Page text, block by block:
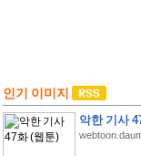
인기 이미지
악한 기사